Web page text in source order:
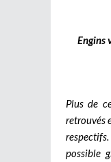
Engins
Plus de
retrouvés
possible